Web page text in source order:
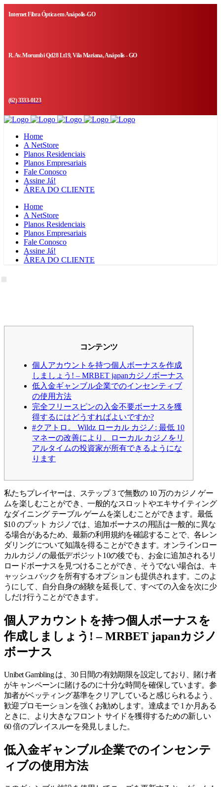
Internet Fibra Óptica em Anápolis-GO
R. Av. Morumbi Qd28 Lt19, Vila Mariana, Anápolis - GO
(62) 3333-0123
Home
A NetStore
Planos Residenciais
Planos Empresariais
Fale Conosco
Assine Já!
ÁREA DO CLIENTE
Home
A NetStore
Planos Residenciais
Planos Empresariais
Fale Conosco
Assine Já!
ÁREA DO CLIENTE
コンテンツ
個人アカウントを持つ個人ボーナスを作成
しましょう! – MRBET japanカジノボーナス
低入金ギャンブル企業でのインセンティブ
の使用方法
完全フリースピンの入金不要ボーナスを獲
得するにはどうすればよいですか?
#クアトロ。 Wildz ローカル カジノ: 最低 10
マネーの改善により、ローカル カジノをリ
アルタイムの投資家が所有できるようにな
ります
私たちプレイヤーは、ステップ 3 で無数の 10 万のカジノ ゲー
ムを楽しむことができ、一般的なスロットやエキサイティング
なダイニング テーブル ゲームを楽しむことができます。最低
$10 のプット カジノでは、追加ボーナスの用語は一般的に異な
る場合があるため、最新の利用規約を確認することで、各レン
ダリングについて知識を得ることができます。オンラインロー
カルカジノの最低デポジット10の後でも、お金に追加されるリ
ロードボーナスを見つけることができ、そうでない場合は、キ
ャッシュバックを所有するオプションも提供されます。このよ
うにして、自分自身の経験を延長して、すべての入金を次に少
しだけ行うことができます。
個人アカウントを持つ個人ボーナスを
作成しましょう!– MRBET japanカジノ
ボーナス
Unibet Gambling は、30 日間の有効期限を設定しており、賭け者
がキャンペーンに賭けるのに十分な時間を確保しています。参
加者がベッティング基準をクリアしていると感じられるよう、
歓迎プロモーションを強くお勧めします。達成まで 1 か月ある
ときに、より大きなフロント サイドを獲得するための新しい
60 倍のプレイスルーを発見しました。
低入金ギャンブル企業でのインセンテ
ィブの使用方法